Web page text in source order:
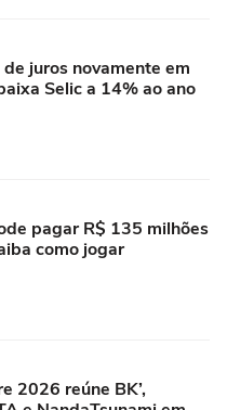
juros novamente em
Selic a 14% ao ano
pagar R$ 135 milhões
como jogar
2026 reúne BK’,